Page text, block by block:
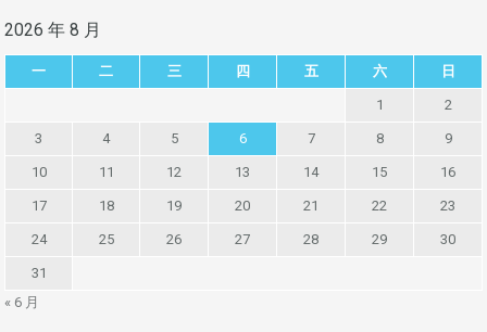
2026 年 8 月
一 二 三 四 五 六 日
1 2
3 4 5 6 7 8 9
10 11 12 13 14 15 16
17 18 19 20 21 22 23
24 25 26 27 28 29 30
31
« 6 月